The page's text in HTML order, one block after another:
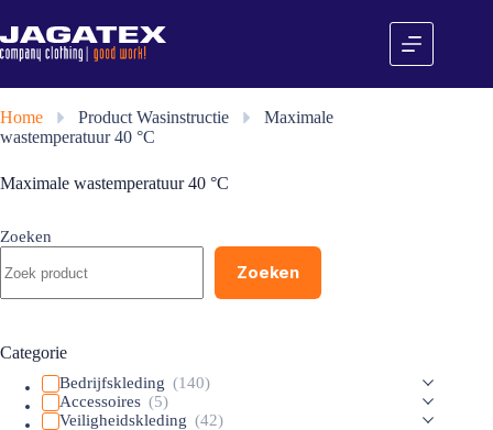
naar
de
inhoud
Home » Product Wasinstructie »
Maximale
wastemperatuur 40 °C
Maximale wastemperatuur 40 °C
Zoeken
Zoeken
Categorie
Bedrijfskleding (140)
Accessoires (5)
Veiligheidskleding (42)